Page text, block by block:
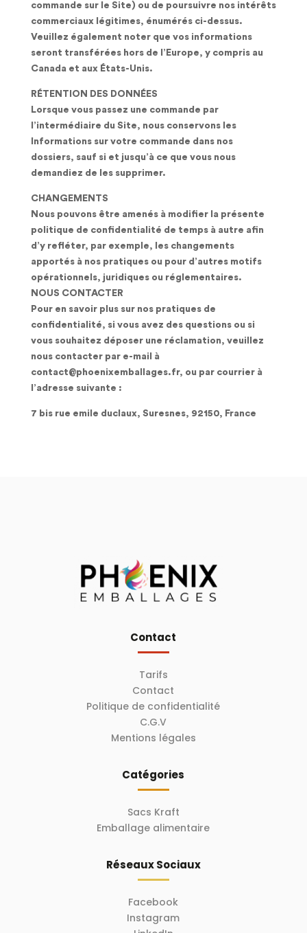
commande sur le Site) ou de poursuivre nos intérêts
commerciaux légitimes, énumérés ci-dessus.
Veuillez également noter que vos informations
seront transférées hors de l’Europe, y compris au
Canada et aux États-Unis.
RÉTENTION DES DONNÉES
Lorsque vous passez une commande par
l’intermédiaire du Site, nous conservons les
Informations sur votre commande dans nos
dossiers, sauf si et jusqu’à ce que vous nous
demandiez de les supprimer.
CHANGEMENTS
Nous pouvons être amenés à modifier la présente
politique de confidentialité de temps à autre afin
d’y refléter, par exemple, les changements
apportés à nos pratiques ou pour d’autres motifs
opérationnels, juridiques ou réglementaires.
NOUS CONTACTER
Pour en savoir plus sur nos pratiques de
confidentialité, si vous avez des questions ou si
vous souhaitez déposer une réclamation, veuillez
nous contacter par e-mail à
contact@phoenixemballages.fr, ou par courrier à
l’adresse suivante :
7 bis rue emile duclaux, Suresnes, 92150, France
Contact
Tarifs
Contact
Politique de confidentialité
C.G.V
Mentions légales
Catégories
Sacs Kraft
Emballage alimentaire
Réseaux Sociaux
Facebook
Instagram